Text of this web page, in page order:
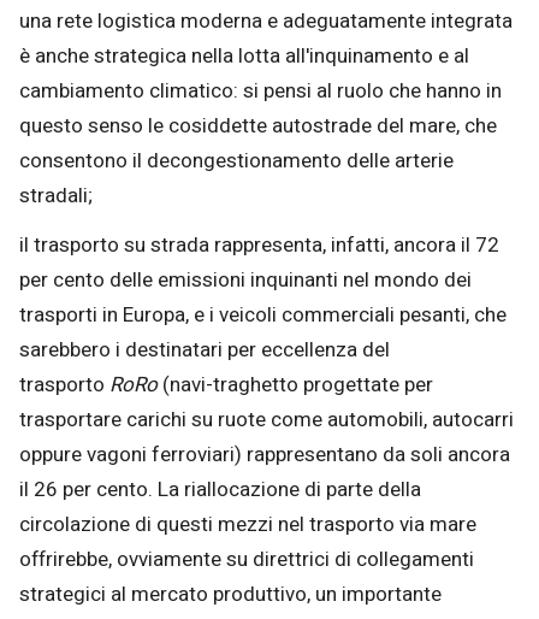
una rete logistica moderna e adeguatamente integrata
è anche strategica nella lotta all'inquinamento e al
cambiamento climatico: si pensi al ruolo che hanno in
questo senso le cosiddette autostrade del mare, che
consentono il decongestionamento delle arterie
stradali;
il trasporto su strada rappresenta, infatti, ancora il 72
per cento delle emissioni inquinanti nel mondo dei
trasporti in Europa, e i veicoli commerciali pesanti, che
sarebbero i destinatari per eccellenza del
trasporto RoRo(navi-traghetto progettate per
trasportare carichi su ruote come automobili, autocarri
oppure vagoni ferroviari) rappresentano da soli ancora
il 26 per cento. La riallocazione di parte della
circolazione di questi mezzi nel trasporto via mare
offrirebbe, ovviamente su direttrici di collegamenti
strategici al mercato produttivo, un importante